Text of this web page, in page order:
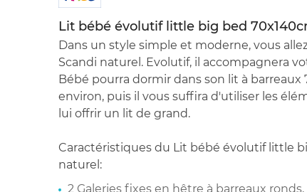
Lit bébé évolutif little big bed
Dans un style simple et moderne, vous
Scandi naturel. Evolutif, il accompagnera
Bébé pourra dormir dans son lit à barreaux
environ, puis il vous suffira d'utiliser les
lui offrir un lit de grand.
Caractéristiques du Lit bébé évolutif little
naturel:
2 Galeries fixes en hêtre à barreaux